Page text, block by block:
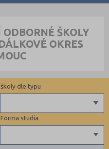
PŘÍPRAVA NA PŘIJÍMAČKY
KALENDÁŘ AKCÍ
DALŠÍ DRUHY ŠKOL
ŠKOLY
OKRES
Forma studia
školy dle typu